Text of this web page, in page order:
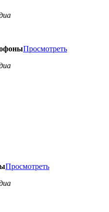
Просмотреть
Просмотреть